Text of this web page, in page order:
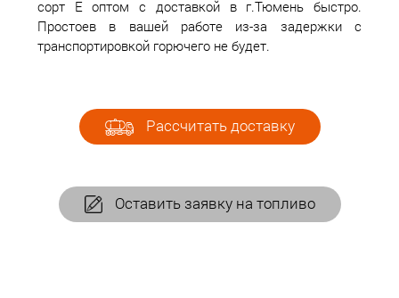
сорт Е оптом с доставкой в г.Тюмень быстро.
Простоев в вашей работе из-за задержки с
транспортировкой горючего не будет.
Рассчитать доставку
Оставить заявку на топливо